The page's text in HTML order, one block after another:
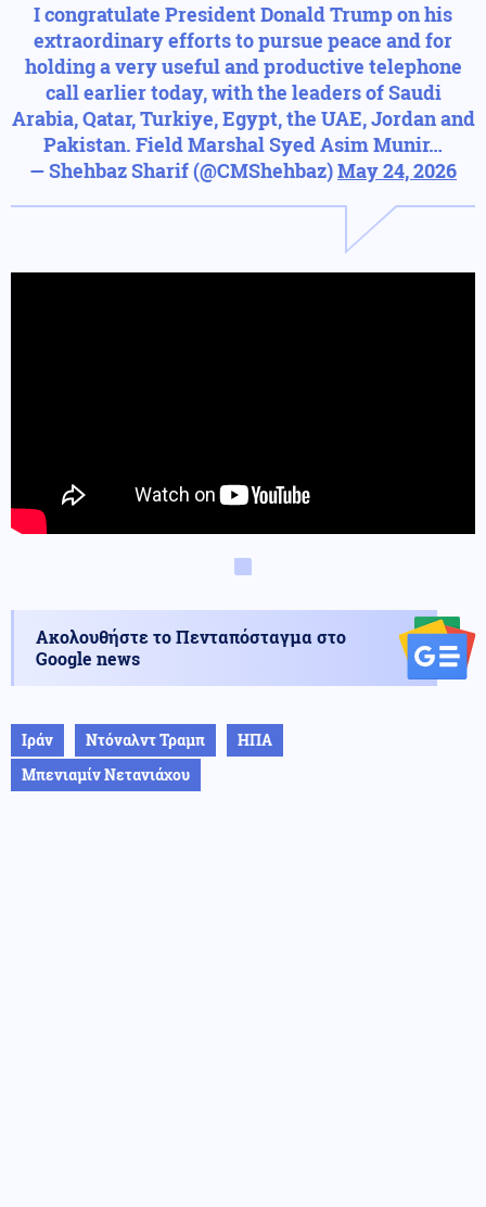
I congratulate President Donald Trump on his
extraordinary efforts to pursue peace and for
holding a very useful and productive telephone
call earlier today, with the leaders of Saudi
Arabia, Qatar, Turkiye, Egypt, the UAE, Jordan and
Pakistan. Field Marshal Syed Asim Munir…
— Shehbaz Sharif (@CMShehbaz)May 24, 2026
Ακολουθήστε το Πενταπόσταγμα στο
Google news
Ιράν Ντόναλντ Τραμπ
ΗΠΑ
Μπενιαμίν Νετανιάχου